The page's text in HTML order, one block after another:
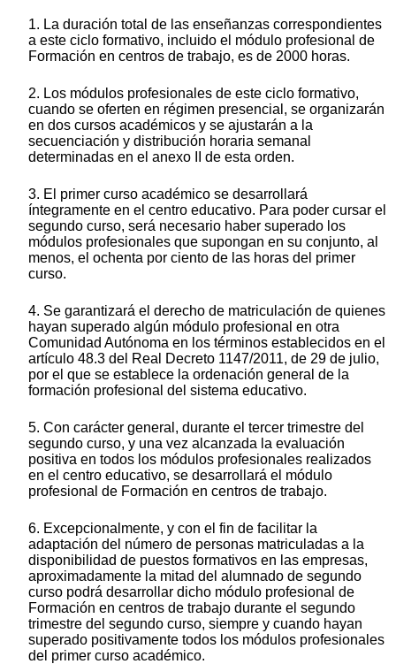
1. La duración total de las enseñanzas correspondientes
a este ciclo formativo, incluido el módulo profesional de
Formación en centros de trabajo, es de 2000 horas.
2. Los módulos profesionales de este ciclo formativo,
cuando se oferten en régimen presencial, se organizarán
en dos cursos académicos y se ajustarán a la
secuenciación y distribución horaria semanal
determinadas en el anexo II de esta orden.
3. El primer curso académico se desarrollará
íntegramente en el centro educativo. Para poder cursar el
segundo curso, será necesario haber superado los
módulos profesionales que supongan en su conjunto, al
menos, el ochenta por ciento de las horas del primer
curso.
4. Se garantizará el derecho de matriculación de quienes
hayan superado algún módulo profesional en otra
Comunidad Autónoma en los términos establecidos en el
artículo 48.3 del Real Decreto 1147/2011, de 29 de julio,
por el que se establece la ordenación general de la
formación profesional del sistema educativo.
5. Con carácter general, durante el tercer trimestre del
segundo curso, y una vez alcanzada la evaluación
positiva en todos los módulos profesionales realizados
en el centro educativo, se desarrollará el módulo
profesional de Formación en centros de trabajo.
6. Excepcionalmente, y con el fin de facilitar la
adaptación del número de personas matriculadas a la
disponibilidad de puestos formativos en las empresas,
aproximadamente la mitad del alumnado de segundo
curso podrá desarrollar dicho módulo profesional de
Formación en centros de trabajo durante el segundo
trimestre del segundo curso, siempre y cuando hayan
superado positivamente todos los módulos profesionales
del primer curso académico.